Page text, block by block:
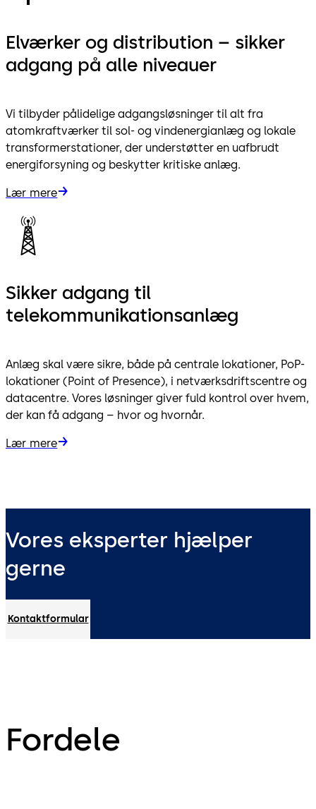
Elværker og distribution – sikker
adgang på alle niveauer
Vi tilbyder pålidelige adgangsløsninger til alt fra
atomkraftværker til sol- og vindenergianlæg og lokale
transformerstationer, der understøtter en uafbrudt
energiforsyning og beskytter kritiske anlæg.
Lær mere
Sikker adgang til
telekommunikationsanlæg
Anlæg skal være sikre, både på centrale lokationer, PoP-
lokationer (Point of Presence), i netværksdriftscentre og
datacentre. Vores løsninger giver fuld kontrol over hvem,
der kan få adgang – hvor og hvornår.
Lær mere
Vores eksperter hjælper
gerne
Kontaktformular
Fordele